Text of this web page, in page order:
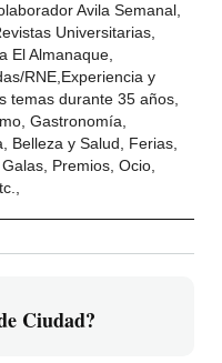
Avila Semanal,
Universitarias,
El Almanaque,
RNE,Experiencia y
temas durante 35 años,
Gastronomía,
Belleza y Salud, Ferias,
Premios, Ocio,
Ciudad?